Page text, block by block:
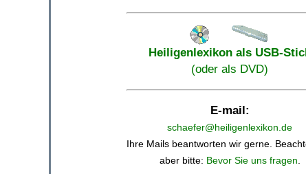
Heiligenlexikon als USB-
(oder als DVD)
E-mail:
schaefer@heiligenlexikon.de
Ihre Mails beantworten wir gerne.
aber bitte: Bevor Sie uns fragen.